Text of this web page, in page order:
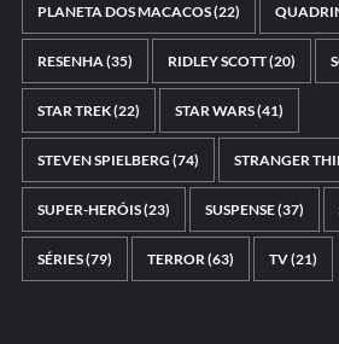
PLANETA DOS MACACOS(22)
RESENHA (35) RIDLEY SCOTT(20)
STAR TREK(22) STAR WARS(41)
STEVEN SPIELBERG (74) STRANGER
SUPER-HERÓIS(23) SUSPENSE(37)
SÉRIES(79) TERROR (63) TV(21)